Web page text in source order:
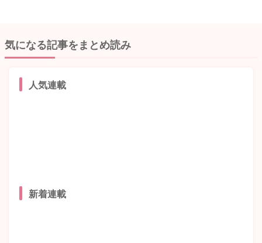
気になる記事をまとめ読み
人気連載
新着連載